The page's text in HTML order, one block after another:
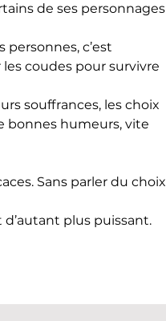
de ses personnages
c’est
coudes pour survivre
souffrances, les choix
bonnes humeurs, vite
Sans parler du choix
plus puissant.